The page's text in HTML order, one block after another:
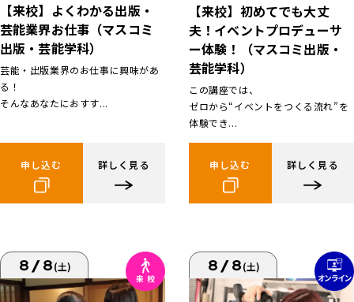
【来校】よくわかる出版・
芸能業界お仕事（マスコミ
出版・芸能学科）
芸能・出版業界のお仕事に興味があ
る！
そんなあなたにおすす...
申し込む 詳しく見る
【来校】初めてでも大丈
夫！イベントプロデューサ
ー体験！（マスコミ出版・
芸能学科）
この講座では、
ゼロから“イベントをつくる流れ”を
体験でき...
申し込む 詳しく見る
8/8(土) 8/8(土)